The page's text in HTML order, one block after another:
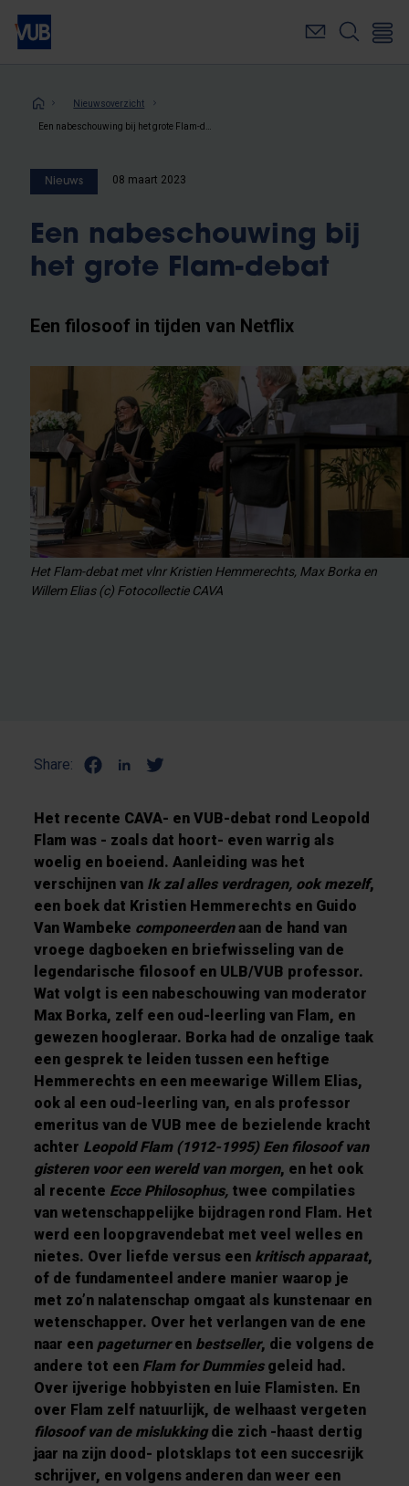
Overslaan
naar
inhoudKruimelpad
Nieuwsoverzicht
Nieuws 08 maart 2023
Een nabeschouwing bij
het grote Flam-debat
Een filosoof in tijden van Netflix
Het Flam-debat met vlnr Kristien Hemmerechts, Max Borka en
Willem Elias (c) Fotocollectie CAVA
Share:
Het recente CAVA- en VUB-debat rond Leopold
Flam was - zoals dat hoort- even warrig als
woelig en boeiend. Aanleiding was het
verschijnen van Ik zal alles verdragen, ook mezelf,
een boek dat Kristien Hemmerechts en Guido
Van Wambeke componeerdenaan de hand van
vroege dagboeken en briefwisseling van de
legendarische filosoof en ULB/VUB professor.
Wat volgt is een nabeschouwing van moderator
Max Borka, zelf een oud-leerling van Flam, en
gewezen hoogleraar. Borka had de onzalige taak
een gesprek te leiden tussen een heftige
Hemmerechts en een meewarige Willem Elias,
ook al een oud-leerling van, en als professor
emeritus van de VUB mee de bezielende kracht
achter Leopold Flam (1912-1995) Een filosoof van
gisteren voor een wereld van morgen, en het ook
al recente Ecce Philosophus, twee compilaties
van wetenschappelijke bijdragen rond Flam. Het
werd een loopgravendebat met veel welles en
nietes. Over liefde versus een kritisch apparaat,
of de fundamenteel andere manier waarop je
met zo’n nalatenschap omgaat als kunstenaar en
wetenschapper. Over het verlangen van de ene
naar een pageturneren bestseller, die volgens de
andere tot een Flam for Dummiesgeleid had.
Over ijverige hobbyisten en luie Flamisten. En
over Flam zelf natuurlijk, de welhaast vergeten
filosoof van de mislukkingdie zich -haast dertig
jaar na zijn dood- plotsklaps tot een succesrijk
schrijver, en volgens anderen dan weer een